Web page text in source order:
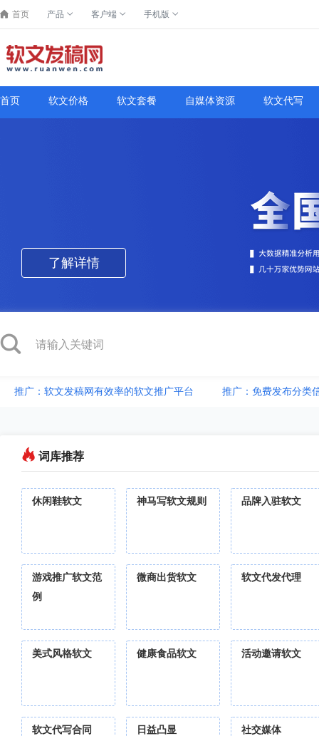
首页 产品 客户端 手机版
首页 软文价格 软文套餐 自媒体资源 软文代写
了解详情
推广：软文发稿网有效率的软文推广平台 推广：免费发布分类
词库推荐
休闲鞋软文 神马写软文规则 品牌入驻软文
游戏推广软文范
例
微商出货软文 软文代发代理
美式风格软文 健康食品软文 活动邀请软文
软文代写合同 日益凸显 社交媒体